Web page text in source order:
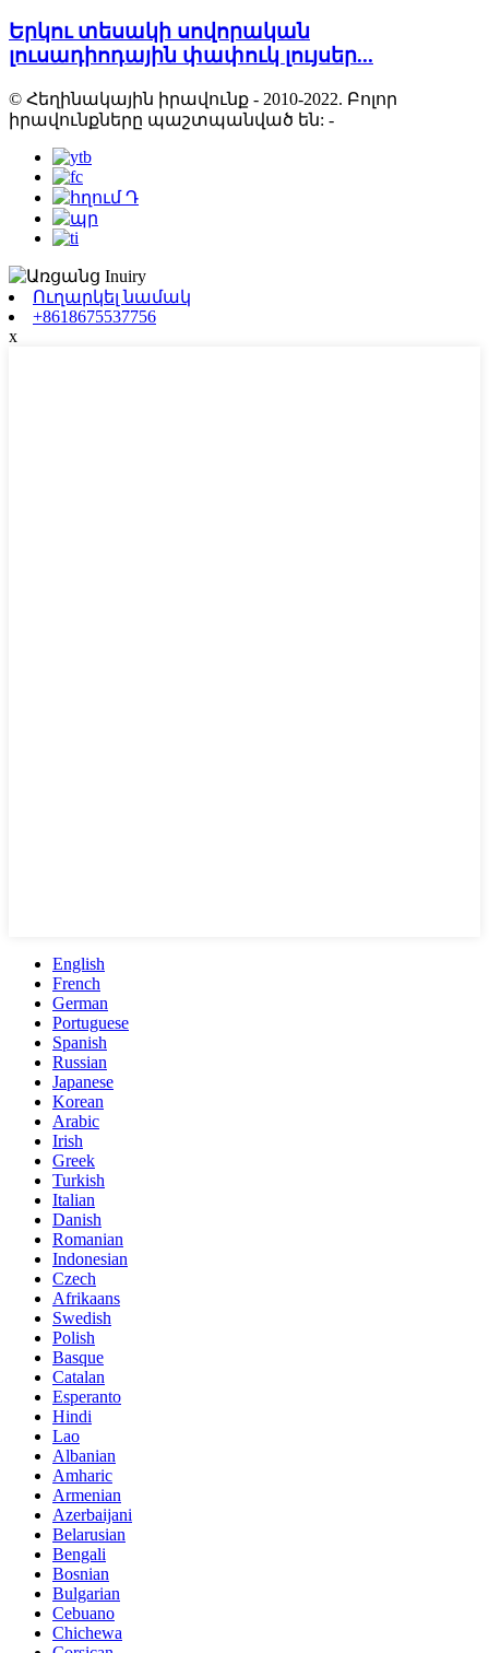
Երկու տեսակի սովորական
լուսադիոդային փափուկ լույսեր...
© Հեղինակային իրավունք - 2010-2022. Բոլոր
իրավունքները պաշտպանված են: -
Ուղարկել նամակ
+8618675537756
x
English
French
German
Portuguese
Spanish
Russian
Japanese
Korean
Arabic
Irish
Greek
Turkish
Italian
Danish
Romanian
Indonesian
Czech
Afrikaans
Swedish
Polish
Basque
Catalan
Esperanto
Hindi
Lao
Albanian
Amharic
Armenian
Azerbaijani
Belarusian
Bengali
Bosnian
Bulgarian
Cebuano
Chichewa